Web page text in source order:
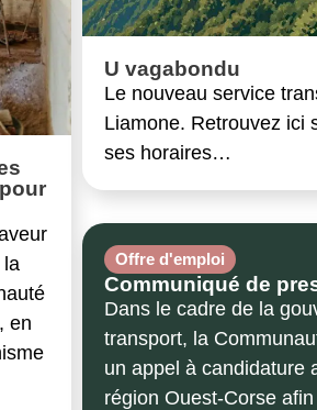
la
en
U vagabondu
Le nouveau service
Liamone. Retrouvez ici
ses horaires…
Offre d'emploi
Communiqué de
Dans le cadre de la
transport, la
un appel à candidature
région Ouest-Corse